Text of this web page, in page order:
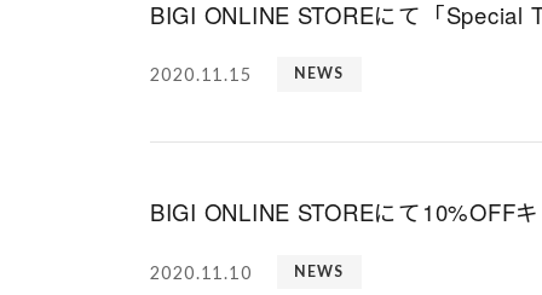
BIGI ONLINE STOREにて「Special
2020.11.15 NEWS
BIGI ONLINE STOREにて10%OFF
2020.11.10 NEWS